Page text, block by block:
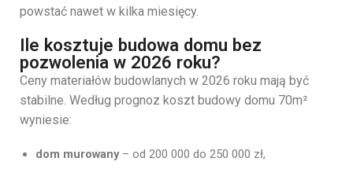
powstać nawet w kilka miesięcy.
Ile kosztuje budowa domu bez
pozwolenia w 2026 roku?
Ceny materiałów budowlanych w 2026 roku mają być
stabilne. Według prognoz koszt budowy domu 70m²
wyniesie:
dom murowany– od 200 000 do 250 000 zł,